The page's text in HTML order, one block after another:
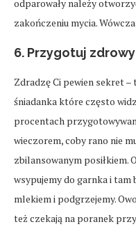
odparowały należy
zakończeniu mycia.
6. Przygotuj
Zdradzę Ci pewien sekret
śniadanka które często
procentach
wieczorem, coby rano nie
zbilansowanym posiłkiem.
wsypujemy do garnka i tam
mlekiem i podgrzejemy.
też czekają na poranek